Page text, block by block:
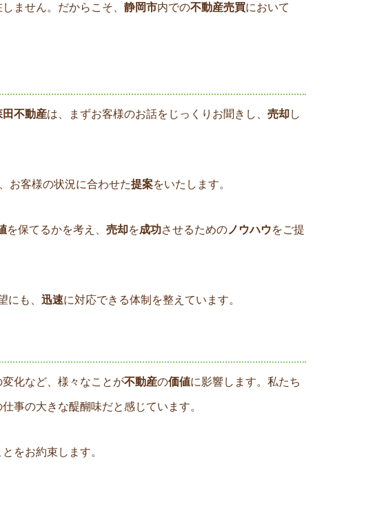
ません。だからこそ、 静岡市内での不動産売買において
田不動産は、まずお客様のお話をじっくりお聞きし、 売却し
お客様の状況に合わせた提案をいたします。
を保てるかを考え、 売却を成功させるための ノウハウをご提
にも、 迅速に対応できる体制を整えています。
変化など、様々なことが不動産の価値に影響します。私たち
事の大きな醍醐味だと感じています。
をお約束します。